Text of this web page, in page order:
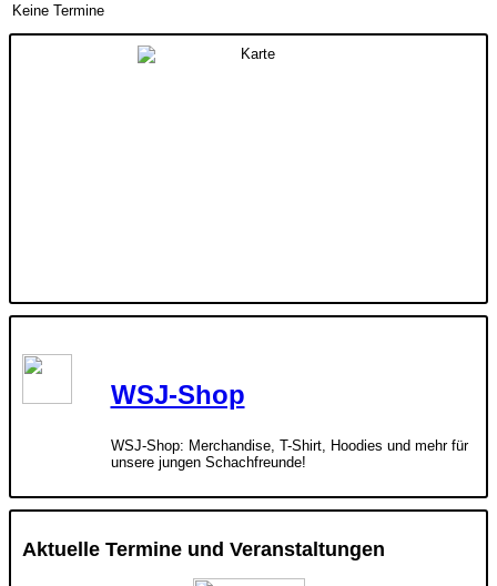
Keine Termine
WSJ-Shop
WSJ-Shop: Merchandise, T-Shirt, Hoodies und mehr für
unsere jungen Schachfreunde!
Aktuelle Termine und Veranstaltungen